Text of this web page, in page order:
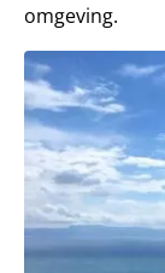
omgeving.